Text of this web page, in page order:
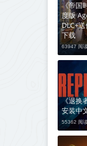
《帝国
度版
DLC+
下载
63947 阅
《退换
安装中
55362 阅